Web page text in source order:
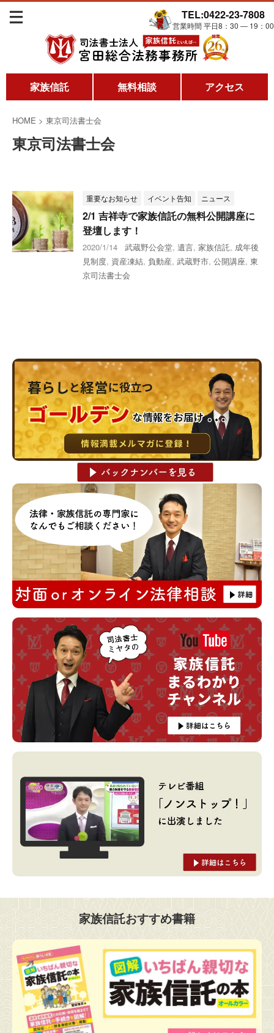
TEL:0422-23-7808
営業時間 平日8：30 ― 19：00
家族信託 無料相談 アクセス
HOME > 東京司法書士会
東京司法書士会
重要なお知らせ イベント告知 ニュース
2/1 吉祥寺で家族信託の無料公開講座に
登壇します！
2020/1/14 武蔵野公会堂, 遺言, 家族信託, 成年後
見制度, 資産凍結, 負動産, 武蔵野市, 公開講座, 東
京司法書士会
家族信託おすすめ書籍